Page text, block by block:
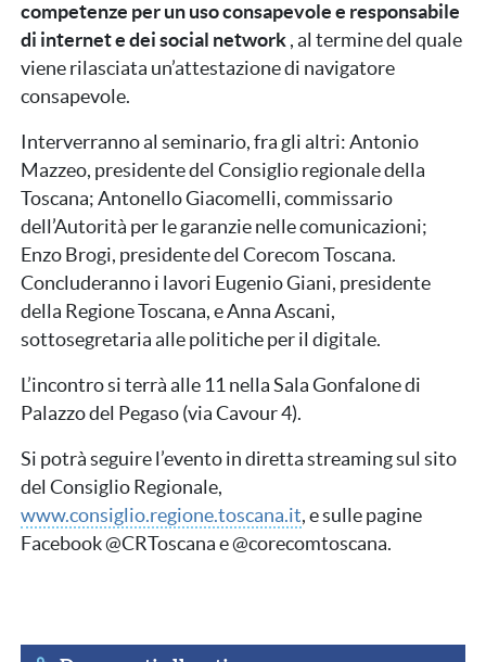
competenze per un uso consapevole e responsabile
di internet e dei social network , al termine del quale
viene rilasciata un’attestazione di navigatore
consapevole.
Interverranno al seminario, fra gli altri: Antonio
Mazzeo, presidente del Consiglio regionale della
Toscana; Antonello Giacomelli, commissario
dell’Autorità per le garanzie nelle comunicazioni;
Enzo Brogi, presidente del Corecom Toscana.
Concluderanno i lavori Eugenio Giani, presidente
della Regione Toscana, e Anna Ascani,
sottosegretaria alle politiche per il digitale.
L’incontro si terrà alle 11 nella Sala Gonfalone di
Palazzo del Pegaso (via Cavour 4).
Si potrà seguire l’evento in diretta streaming sul sito
del Consiglio Regionale,
www.consiglio.regione.toscana.it, e sulle pagine
Facebook @CRToscana e @corecomtoscana.